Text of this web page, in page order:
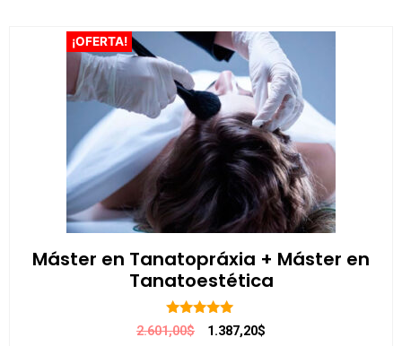
¡OFERTA!
Máster en Tanatopráxia + Máster en
Tanatoestética
5.00
de 5
2.601,00$ 1.387,20$